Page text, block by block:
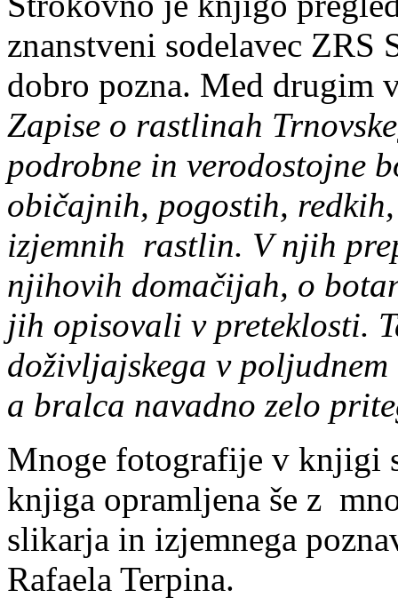
znanstveni sodelavec
dobro pozna. Med drugim
Zapise o rastlinah
podrobne in verodostojne
običajnih, pogostih,
izjemnih rastlin. V njih
njihovih domačijah, o
jih opisovali v preteklosti.
doživljajskega v
a bralca navadno zelo
Mnoge fotografije v knjigi
knjiga opramljena še z
slikarja in izjemnega
Rafaela Terpina.